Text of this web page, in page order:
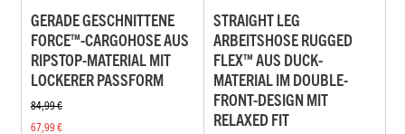
GERADE GESCHNITTENE
FORCE™-CARGOHOSE AUS
RIPSTOP-MATERIAL MIT
LOCKERER PASSFORM
84,99 €
67,99 €
STRAIGHT LEG
ARBEITSHOSE RUGGED
FLEX™ AUS DUCK-
MATERIAL IM DOUBLE-
FRONT-DESIGN MIT
RELAXED FIT